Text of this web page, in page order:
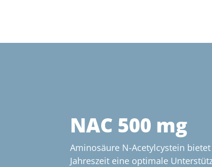
NAC 500 mg
Aminosäure N-Acetylcystein
Jahreszeit eine optimale